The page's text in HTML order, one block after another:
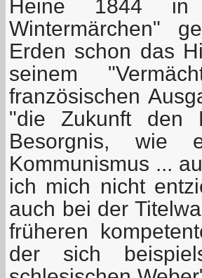
Heine 1844 in
Wintermärchen"
Erden schon das
seinem
französischen
"die Zukunft den
Besorgnis, wie
Kommunismus ...
ich mich nicht
auch bei der
früheren
der sich